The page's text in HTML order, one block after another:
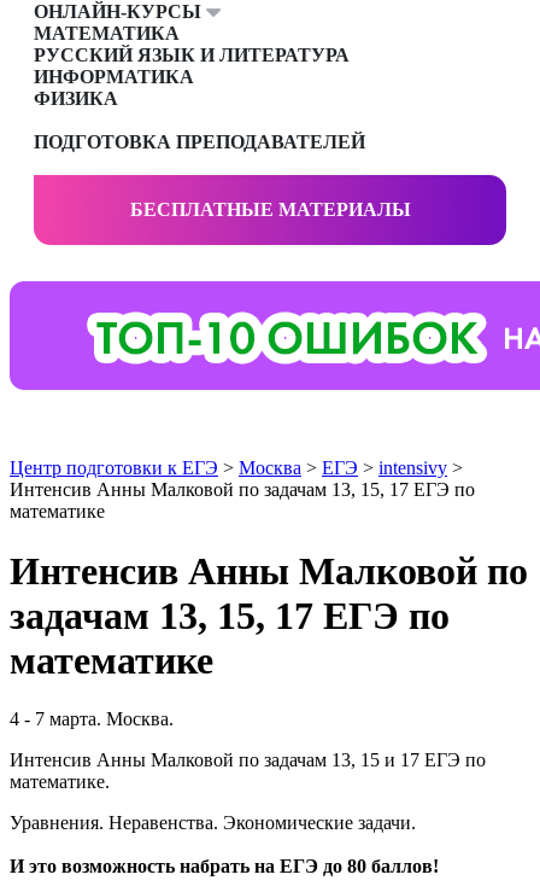
ОНЛАЙН-КУРСЫ
МАТЕМАТИКА
РУССКИЙ ЯЗЫК И ЛИТЕРАТУРА
ИНФОРМАТИКА
ФИЗИКА
ПОДГОТОВКА ПРЕПОДАВАТЕЛЕЙ
БЕСПЛАТНЫЕ МАТЕРИАЛЫ
Центр подготовки к ЕГЭ > Москва > ЕГЭ > intensivy >
Интенсив Анны Малковой по задачам 13, 15, 17 ЕГЭ по
математике
Интенсив Анны Малковой по
задачам 13, 15, 17 ЕГЭ по
математике
4 - 7 марта. Москва.
Интенсив Анны Малковой по задачам 13, 15 и 17 ЕГЭ по
математике.
Уравнения. Неравенства. Экономические задачи.
И это возможность набрать на ЕГЭ до 80 баллов!